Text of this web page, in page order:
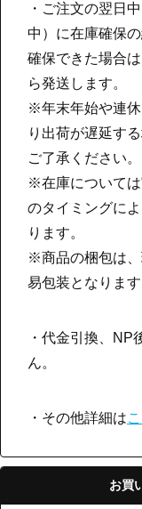
・ご注文の翌日
中）に在庫確保
確保できた場合
ら発送します。
※年末年始や連
り出荷が遅延す
ご了承ください。
※在庫について
のタイミングに
ります。
※商品の梱包は
易包装となります
・代金引換、NP
ん。
・その他詳細は
お買